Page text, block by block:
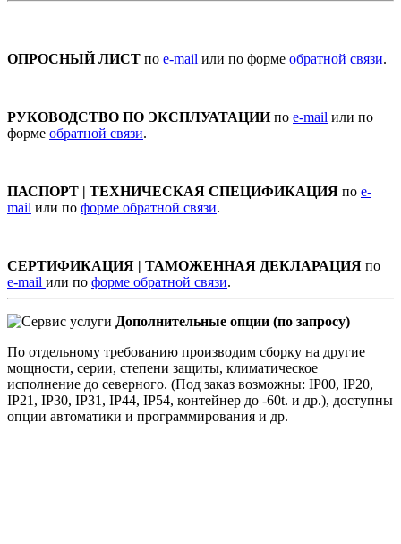
ОПРОСНЫЙ ЛИСТ по e-mail или по форме обратной связи.
РУКОВОДСТВО ПО ЭКСПЛУАТАЦИИпо e-mail или по
форме обратной связи.
ПАСПОРТ | ТЕХНИЧЕСКАЯ СПЕЦИФИКАЦИЯ по e-
mail или по форме обратной связи.
СЕРТИФИКАЦИЯ | ТАМОЖЕННАЯ ДЕКЛАРАЦИЯ по
e-mail или по форме обратной связи.
Дополнительные опции (по запросу)
По отдельному требованию производим сборку на другие
мощности, серии, степени защиты, климатическое
исполнение до северного. (Под заказ возможны: IP00, IP20,
IP21, IP30, IP31, IP44, IP54, контейнер до -60t. и др.), доступны
опции автоматики и программирования и др.